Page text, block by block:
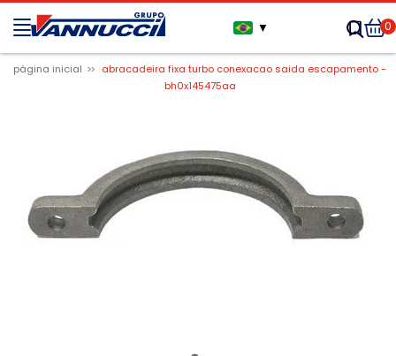
▼ 0
página inicial
abracadeira fixa turbo conexacao saida escapamento -
bh0x145475aa